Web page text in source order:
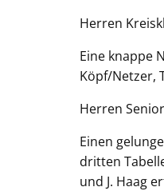
Herren
Eine knappe
Köpf/Netzer,
Herren
Einen
dritten
und J. Haag